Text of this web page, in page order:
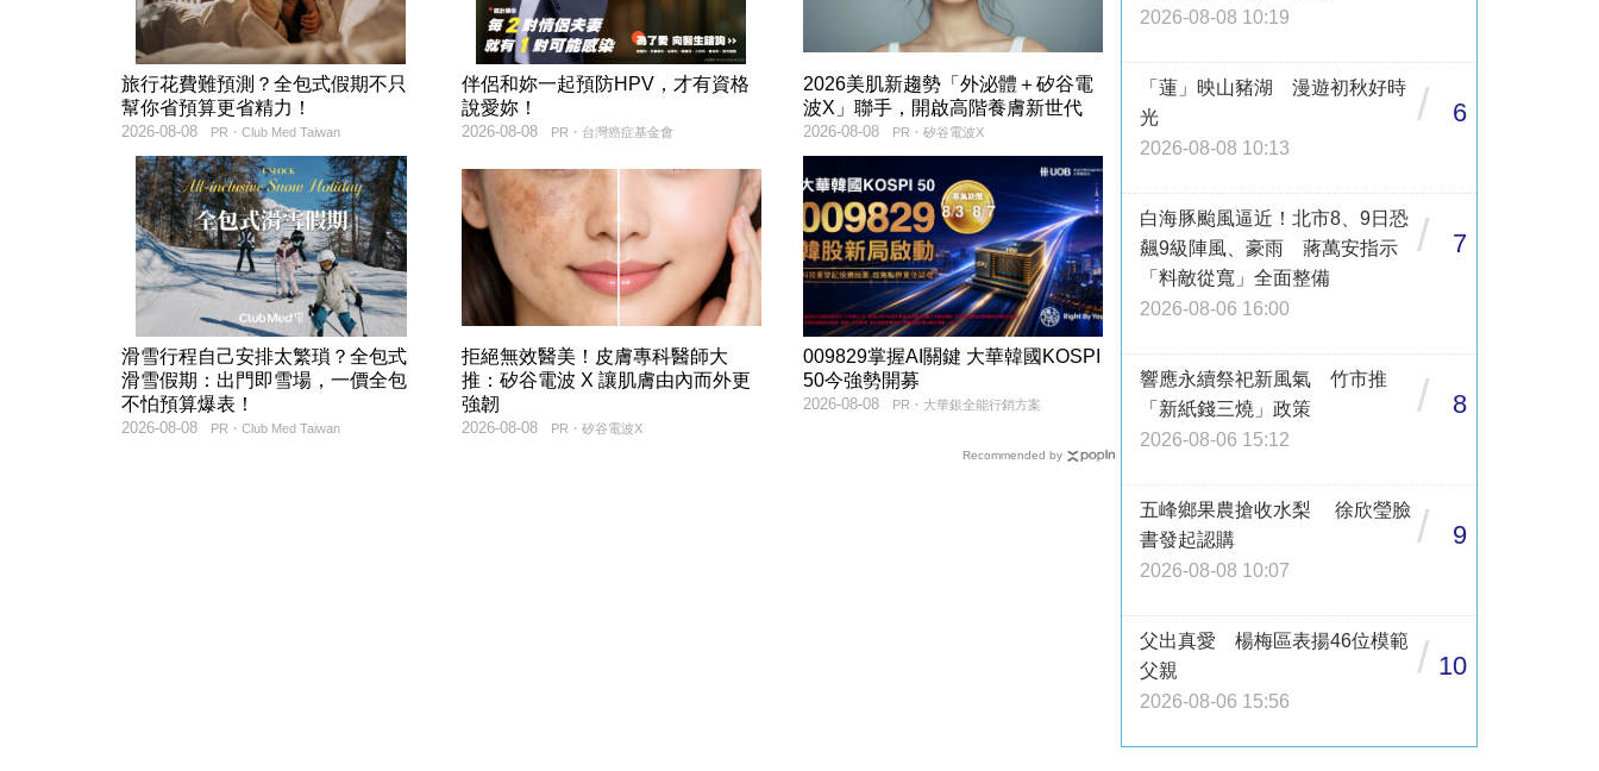
旅行花費難預測？全包式假期不只
幫你省預算更省精力！
PR・Club Med Taiwan
2026-08-08
伴侶和妳一起預防HPV，才有資格
說愛妳！
PR・台灣癌症基金會
2026-08-08
2026美肌新趨勢「外泌體＋矽谷電
波X」聯手，開啟高階養膚新世代
PR・矽谷電波X
2026-08-08
滑雪行程自己安排太繁瑣？全包式
滑雪假期：出門即雪場，一價全包
不怕預算爆表！
PR・Club Med Taiwan
2026-08-08
拒絕無效醫美！皮膚專科醫師大
推：矽谷電波 X 讓肌膚由內而外更
強韌
PR・矽谷電波X
2026-08-08
009829掌握AI關鍵 大華韓國KOSPI
50今強勢開募
PR・大華銀全能行銷方案
2026-08-08
Recommended by
2026-08-08 10:19
「蓮」映山豬湖 漫遊初秋好時
光
2026-08-08 10:13
/ 6
白海豚颱風逼近！北市8、9日恐
飆9級陣風、豪雨 蔣萬安指示
「料敵從寬」全面整備
2026-08-06 16:00
/ 7
響應永續祭祀新風氣 竹市推
「新紙錢三燒」政策
2026-08-06 15:12
/ 8
五峰鄉果農搶收水梨 徐欣瑩臉
書發起認購
2026-08-08 10:07
/ 9
父出真愛 楊梅區表揚46位模範
父親
2026-08-06 15:56
/ 10